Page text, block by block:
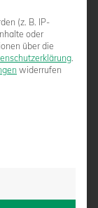
VFB
(z. B. IP-
oder
über die
.
widerrufen
eine